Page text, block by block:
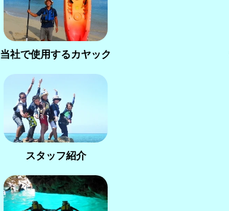
当社で使用するカヤック
スタッフ紹介